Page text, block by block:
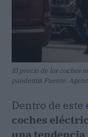
El precio de los coches
pandemia Fuente:
Dentro de este
coches